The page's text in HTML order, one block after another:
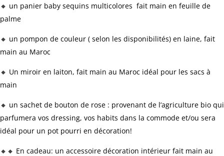
🔸 un panier baby sequins multicolores fait main en feuille de
palme
🔸 un pompon de couleur ( selon les disponibilités) en laine, fait
main au Maroc
🔸 Un miroir en laiton, fait main au Maroc idéal pour les sacs à
main
🔸 un sachet de bouton de rose : provenant de l’agriculture bio qui
parfumera vos dressing, vos habits dans la commode et/ou sera
idéal pour un pot pourri en décoration!
🔸🔸 En cadeau: un accessoire décoration intérieur fait main au